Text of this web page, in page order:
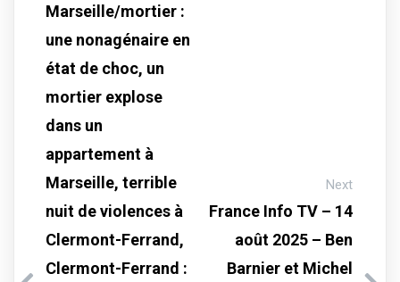
Marseille/mortier :
une nonagénaire en
état de choc, un
mortier explose
dans un
appartement à
Marseille, terrible
nuit de violences à
Clermont-Ferrand,
Clermont-Ferrand :
Next
France Info TV – 14
août 2025 – Ben
Barnier et Michel